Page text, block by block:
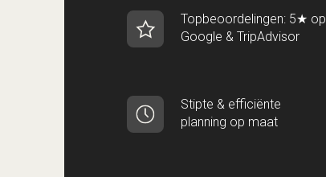
Topbeoordelingen: 5★ op
Google & TripAdvisor
Stipte & efficiënte
planning op maat